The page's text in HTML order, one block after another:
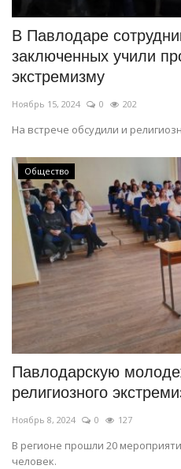
В Павлодаре
заключенных учили
экстремизму
Ноябрь 15, 2024 0 202
На встрече обсудили и
Общество
Павлодарскую
религиозного
Ноябрь 8, 2024 0 127
В регионе прошли 20
человек.